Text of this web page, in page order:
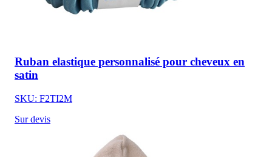
Ruban elastique personnalisé pour cheveux en
satin
SKU: F2TI2M
Sur devis